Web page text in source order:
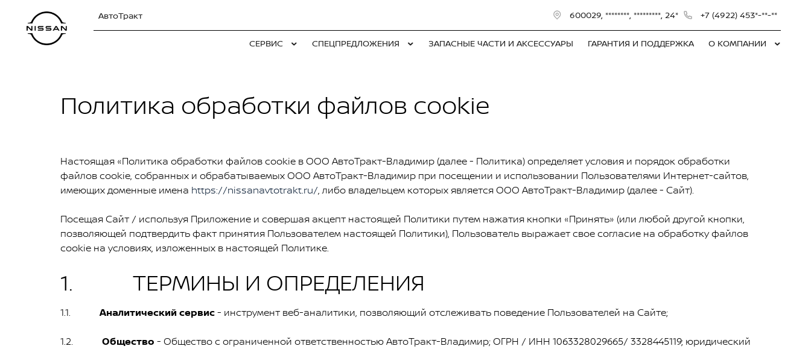
АвтоТракт 600029, ********, *********, 24* +7 (4922) 453*-**-**
СЕРВИС СПЕЦПРЕДЛОЖЕНИЯ ЗАПАСНЫЕ ЧАСТИ И АКСЕССУАРЫ ГАРАНТИЯ И ПОДДЕРЖКА О КОМПАНИИ
Политика обработки файлов cookie
Настоящая «Политика обработки файлов cookie в ООО АвтоТракт-Владимир (далее - Политика) определяет условия и порядок обработки
файлов cookie, собранных и обрабатываемых ООО АвтоТракт-Владимир при посещении и использовании Пользователями Интернет-сайтов,
имеющих доменные имена https://nissanavtotrakt.ru/, либо владельцем которых является ООО АвтоТракт-Владимир (далее - Сайт).
Посещая Сайт / используя Приложение и совершая акцепт настоящей Политики путем нажатия кнопки «Принять» (или любой другой кнопки,
позволяющей подтвердить факт принятия Пользователем настоящей Политики), Пользователь выражает свое согласие на обработку файлов
cookie на условиях, изложенных в настоящей Политике.
1. ТЕРМИНЫ И ОПРЕДЕЛЕНИЯ
1.1.Аналитический сервис- инструмент веб-аналитики, позволяющий отслеживать поведение Пользователей на Сайте;
1.2. Общество - Общество с ограниченной ответственностью АвтоТракт-Владимир; ОГРН / ИНН 1063328029665/ 3328445119; юридический